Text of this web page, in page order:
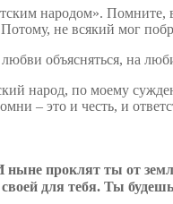
народом».
не всякий мог
объясняться, на
народ, по моему
– это и честь, и
ныне проклят ты от
для тебя. Ты